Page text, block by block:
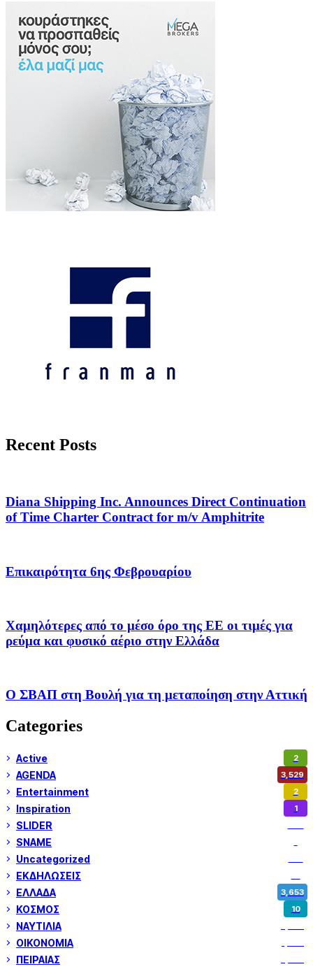
Recent Posts
Diana Shipping Inc. Announces Direct Continuation
of Time Charter Contract for m/v Amphitrite
Επικαιρότητα 6ης Φεβρουαρίου
Χαμηλότερες από το μέσο όρο της ΕΕ οι τιμές για
ρεύμα και φυσικό αέριο στην Ελλάδα
Ο ΣΒΑΠ στη Βουλή για τη μεταποίηση στην Αττική
Categories
Active 2
AGENDA 3,529
Entertainment 2
Inspiration 1
SLIDER
SNAME
Uncategorized
ΕΚΔΗΛΩΣΕΙΣ
ΕΛΛΑΔΑ 3,653
ΚΟΣΜΟΣ 10
ΝΑΥΤΙΛΙΑ
ΟΙΚΟΝΟΜΙΑ
ΠΕΙΡΑΙΑΣ